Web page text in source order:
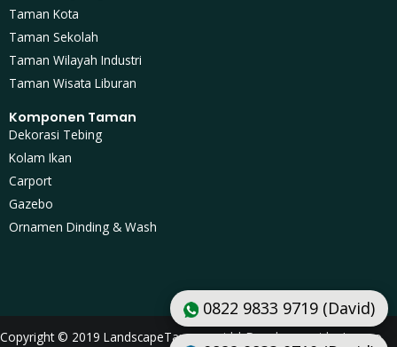
0822 9833 9719 (David)
Taman Kota
Taman Sekolah
Taman Wilayah Industri
Taman Wisata Liburan
Komponen Taman
Dekorasi Tebing
Kolam Ikan
Carport
Gazebo
Ornamen Dinding & Wash
Copyright © 2019 LandscapeTaman.co.id | Development by Lusmo